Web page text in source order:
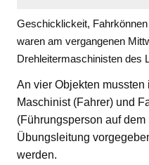
Geschicklickeit,
waren am vergangenen
Drehleitermaschinisten des
An vier Objekten
Maschinist (Fahrer) und
(Führungsperson auf
Übungsleitung
werden.